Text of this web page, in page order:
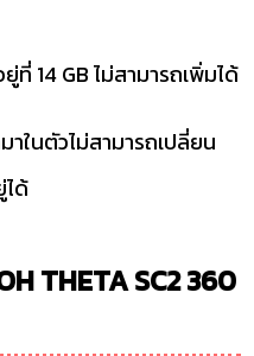
ที่ 14 GB ไม่สามารถเพิ่มได้
ในตัวไม่สามารถเปลี่ยน
ได้
THETA SC2 360